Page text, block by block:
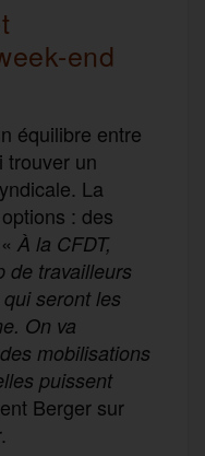
end
équilibre entre
trouver un
La
: des
À la CFDT,
de travailleurs
seront les
On va
mobilisations
puissent
Berger sur